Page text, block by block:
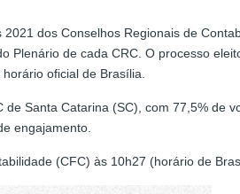
dos Conselhos Regionais de
de cada CRC. O processo
oficial de Brasília.
Santa Catarina (SC), com 77,5% de
engajamento.
(CFC) às 10h27 (horário de